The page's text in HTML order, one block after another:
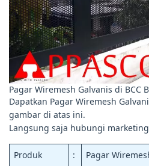
Pagar Wiremesh Galvanis di BCC
Dapatkan Pagar Wiremesh
gambar di atas ini.
Langsung saja hubungi
Produk :
Pagar